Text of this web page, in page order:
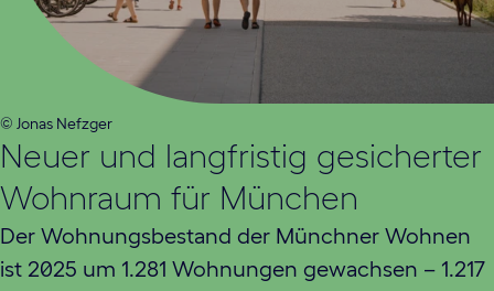
Neuer und langfristig gesicherter
Wohnraum für München
Der Wohnungsbestand der Münchner Wohnen
ist 2025 um 1.281 Wohnungen gewachsen – 1.217
© Jonas Nefzger